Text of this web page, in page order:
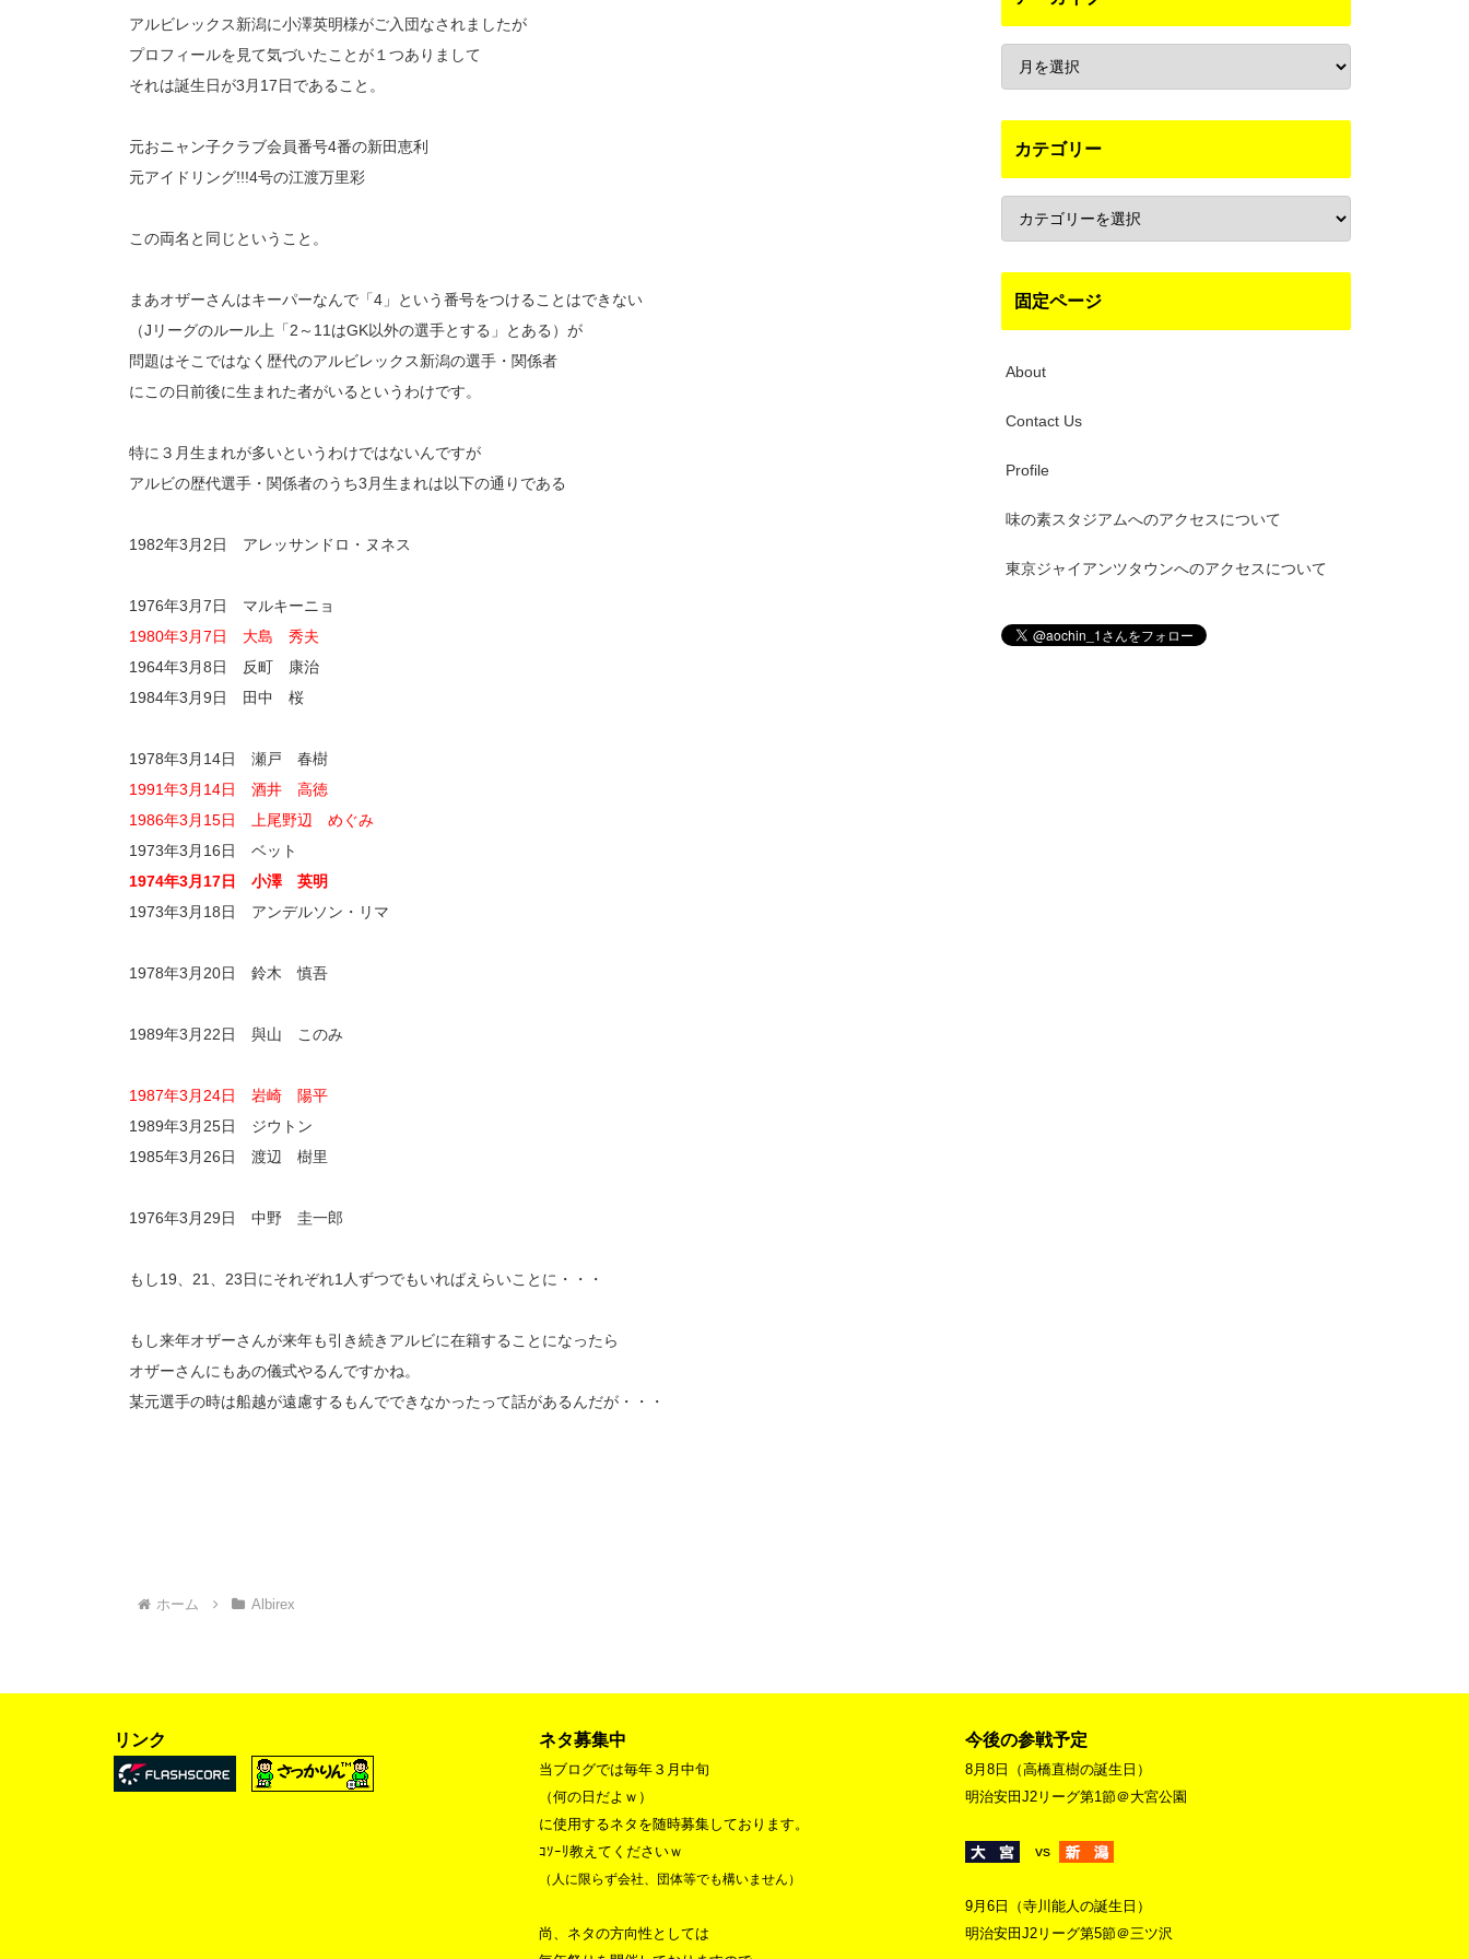
アルビレックス新潟に小澤英明様がご入団なされましたが
プロフィールを見て気づいたことが１つありまして
それは誕生日が3月17日であること。
元おニャン子クラブ会員番号4番の新田恵利
元アイドリング!!!4号の江渡万里彩
この両名と同じということ。
まあオザーさんはキーパーなんで「4」という番号をつけることはできない
（Jリーグのルール上「2～11はGK以外の選手とする」とある）が
問題はそこではなく歴代のアルビレックス新潟の選手・関係者
にこの日前後に生まれた者がいるというわけです。
特に３月生まれが多いというわけではないんですが
アルビの歴代選手・関係者のうち3月生まれは以下の通りである
1982年3月2日 アレッサンドロ・ヌネス
1976年3月7日 マルキーニョ
1980年3月7日 大島 秀夫
1964年3月8日 反町 康治
1984年3月9日 田中 桜
1978年3月14日 瀬戸 春樹
1991年3月14日 酒井 高徳
1986年3月15日 上尾野辺 めぐみ
1973年3月16日 ベット
1974年3月17日 小澤 英明
1973年3月18日 アンデルソン・リマ
1978年3月20日 鈴木 慎吾
1989年3月22日 與山 このみ
1987年3月24日 岩崎 陽平
1989年3月25日 ジウトン
1985年3月26日 渡辺 樹里
1976年3月29日 中野 圭一郎
もし19、21、23日にそれぞれ1人ずつでもいればえらいことに・・・
もし来年オザーさんが来年も引き続きアルビに在籍することになったら
オザーさんにもあの儀式やるんですかね。
某元選手の時は船越が遠慮するもんでできなかったって話があるんだが・・・
ホーム Albirex
カテゴリー
固定ページ
About
Contact Us
Profile
味の素スタジアムへのアクセスについて
東京ジャイアンツタウンへのアクセスについて
リンク ネタ募集中
当ブログでは毎年３月中旬
（何の日だよｗ）
に使用するネタを随時募集しております。
ｺｿｰﾘ教えてくださいｗ
（人に限らず会社、団体等でも構いません）
尚、ネタの方向性としては
今後の参戦予定
8月8日（高橋直樹の誕生日）
明治安田J2リーグ第1節＠大宮公園
vs
9月6日（寺川能人の誕生日）
明治安田J2リーグ第5節＠三ツ沢